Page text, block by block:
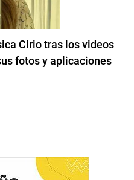
Cirio tras los videos
fotos y aplicaciones